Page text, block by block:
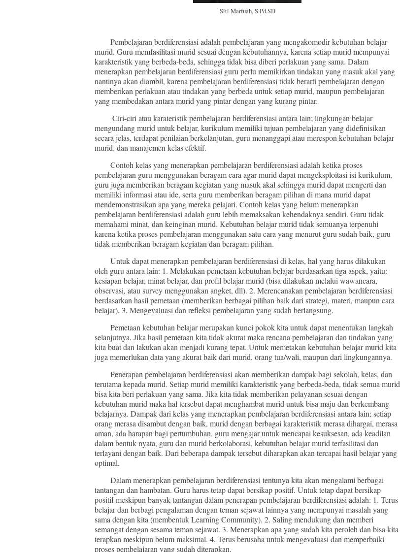
Siti Marfuah, S.Pd.SD
Pembelajaran berdiferensiasi adalah pembelajaran yang mengakomodir kebutuhan belajar
murid. Guru memfasilitasi murid sesuai dengan kebutuhannya, karena setiap murid mempunyai
karakteristik yang berbeda-beda, sehingga tidak bisa diberi perlakuan yang sama. Dalam
menerapkan pembelajaran berdiferensiasi guru perlu memikirkan tindakan yang masuk akal yang
nantinya akan diambil, karena pembelajaran berdiferensiasi tidak berarti pembelajaran dengan
memberikan perlakuan atau tindakan yang berbeda untuk setiap murid, maupun pembelajaran
yang membedakan antara murid yang pintar dengan yang kurang pintar.
Ciri-ciri atau karateristik pembelajaran berdiferensiasi antara lain; lingkungan belajar
mengundang murid untuk belajar, kurikulum memiliki tujuan pembelajaran yang didefinisikan
secara jelas, terdapat penilaian berkelanjutan, guru menanggapi atau merespon kebutuhan belajar
murid, dan manajemen kelas efektif.
Contoh kelas yang menerapkan pembelajaran berdiferensiasi adalah ketika proses
pembelajaran guru menggunakan beragam cara agar murid dapat mengeksploitasi isi kurikulum,
guru juga memberikan beragam kegiatan yang masuk akal sehingga murid dapat mengerti dan
memiliki informasi atau ide, serta guru memberikan beragam pilihan di mana murid dapat
mendemonstrasikan apa yang mereka pelajari. Contoh kelas yang belum menerapkan
pembelajaran berdiferensiasi adalah guru lebih memaksakan kehendaknya sendiri. Guru tidak
memahami minat, dan keinginan murid. Kebutuhan belajar murid tidak semuanya terpenuhi
karena ketika proses pembelajaran menggunakan satu cara yang menurut guru sudah baik, guru
tidak memberikan beragam kegiatan dan beragam pilihan.
Untuk dapat menerapkan pembelajaran berdiferensiasi di kelas, hal yang harus dilakukan
oleh guru antara lain: 1. Melakukan pemetaan kebutuhan belajar berdasarkan tiga aspek, yaitu:
kesiapan belajar, minat belajar, dan profil belajar murid (bisa dilakukan melalui wawancara,
observasi, atau survey menggunakan angket, dll). 2. Merencanakan pembelajaran berdiferensiasi
berdasarkan hasil pemetaan (memberikan berbagai pilihan baik dari strategi, materi, maupun cara
belajar). 3. Mengevaluasi dan refleksi pembelajaran yang sudah berlangsung.
Pemetaan kebutuhan belajar merupakan kunci pokok kita untuk dapat menentukan langkah
selanjutnya. Jika hasil pemetaan kita tidak akurat maka rencana pembelajaran dan tindakan yang
kita buat dan lakukan akan menjadi kurang tepat. Untuk memetakan kebutuhan belajar murid kita
juga memerlukan data yang akurat baik dari murid, orang tua/wali, maupun dari lingkungannya.
Penerapan pembelajaran berdiferensiasi akan memberikan dampak bagi sekolah, kelas, dan
terutama kepada murid. Setiap murid memiliki karakteristik yang berbeda-beda, tidak semua murid
bisa kita beri perlakuan yang sama. Jika kita tidak memberikan pelayanan sesuai dengan
kebutuhan murid maka hal tersebut dapat menghambat murid untuk bisa maju dan berkembang
belajarnya. Dampak dari kelas yang menerapkan pembelajaran berdiferensiasi antara lain; setiap
orang merasa disambut dengan baik, murid dengan berbagai karakteristik merasa dihargai, merasa
aman, ada harapan bagi pertumbuhan, guru mengajar untuk mencapai kesuksesan, ada keadilan
dalam bentuk nyata, guru dan murid berkolaborasi, kebutuhan belajar murid terfasilitasi dan
terlayani dengan baik. Dari beberapa dampak tersebut diharapkan akan tercapai hasil belajar yang
optimal.
Dalam menerapkan pembelajaran berdiferensiasi tentunya kita akan mengalami berbagai
tantangan dan hambatan. Guru harus tetap dapat bersikap positif. Untuk tetap dapat bersikap
positif meskipun banyak tantangan dalam penerapan pembelajaran berdiferensiasi adalah: 1. Terus
belajar dan berbagi pengalaman dengan teman sejawat lainnya yang mempunyai masalah yang
sama dengan kita (membentuk Learning Community). 2. Saling mendukung dan memberi
semangat dengan sesama teman sejawat. 3. Menerapkan apa yang sudah kita peroleh dan bisa kita
terapkan meskipun belum maksimal. 4. Terus berusaha untuk mengevaluasi dan memperbaiki
proses pembelajaran yang sudah diterapkan.